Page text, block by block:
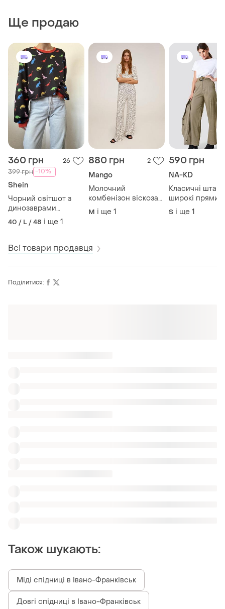
Ще продаю
360 грн 26
399 грн -10%
Shein
Чорний світшот з
динозаврами
оверсайз
вкорочений
40 / L / 48 і ще 1
880 грн 2
Mango
Молочний
комбенізон віскоза
прямий крій з
широкими довгими
M і ще 1
590 грн
NA-KD
Класичні штани
широкі прямий
з поясом
гусяча лапка
S і ще 1
Всі товари продавця
Поділитися:
Також шукають: